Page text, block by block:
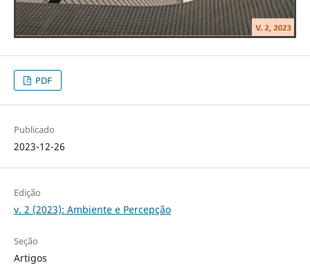
PDF
Publicado
2023-12-26
Edição
v. 2 (2023): Ambiente e Percepção
Seção
Artigos